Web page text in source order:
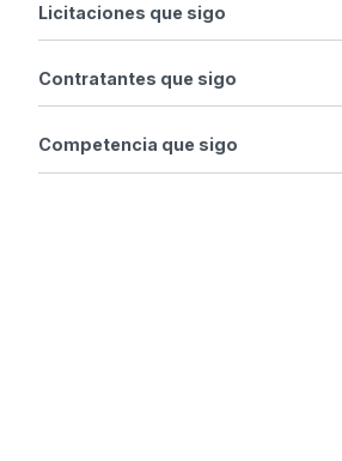
Licitaciones que sigo
Contratantes que sigo
Competencia que sigo